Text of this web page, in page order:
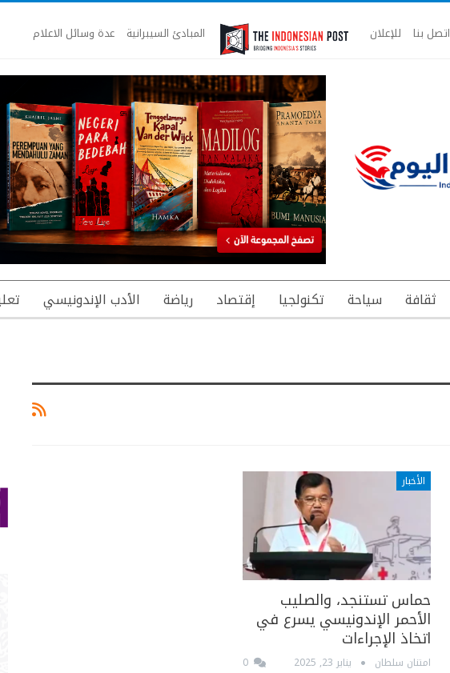
اتصل بنا للإعلان المبادئ السيبرانية عدة وسائل الاعلام
ثقافة سياحة تكنولجيا إقتصاد رياضة الأدب الإندونيسي
الأخبار
حماس تستنجد، والصليب
الأحمر الإندونيسي يسرع في
اتخاذ الإجراءات
امتنان سلطان يناير 23, 2025 0